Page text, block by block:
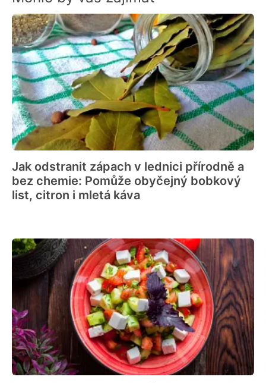
Jak odstranit zápach v lednici přírodně a
bez chemie: Pomůže obyčejný bobkový
list, citron i mletá káva